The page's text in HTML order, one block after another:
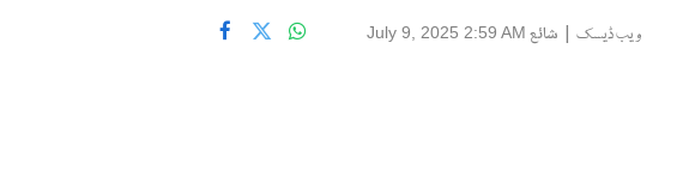
ویب ڈیسک | شائع July 9, 2025 2:59 AM